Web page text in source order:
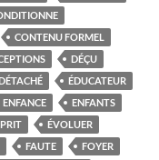
CONTENU FORMEL
DÉÇU
ÉDUCATEUR
ENFANCE
ENFANTS
ÉVOLUER
FAUTE
FOYER